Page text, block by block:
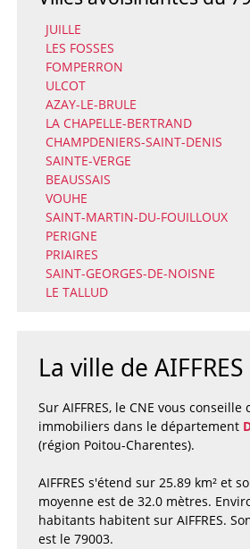
JUILLE
LES FOSSES
FOMPERRON
ULCOT
AZAY-LE-BRULE
LA CHAPELLE-BERTRAND
CHAMPDENIERS-SAINT-DENIS
SAINTE-VERGE
BEAUSSAIS
VOUHE
SAINT-MARTIN-DU-FOUILLOUX
PERIGNE
PRIAIRES
SAINT-GEORGES-DE-NOISNE
LE TALLUD
La ville de AIFFRES
Sur AIFFRES, le CNE vous conseille
immobiliers dans le département
(région Poitou-Charentes).
AIFFRES s'étend sur 25.89 km² et
moyenne est de 32.0 mètres.
habitants habitent sur AIFFRES.
est le 79003.